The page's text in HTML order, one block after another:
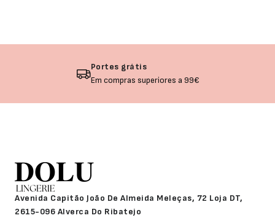
Portes grátis
Em compras superiores a 99€
Avenida Capitão João De Almeida Meleças, 72 Loja DT,
2615-096 Alverca Do Ribatejo